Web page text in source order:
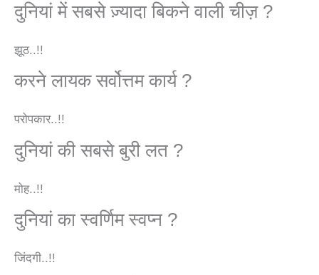
दुनियां में सबसे ज़्यादा बिकने वाली चीज़ ?
झूठ..!!
करने लायक सर्वोत्तम कार्य ?
परोपकार..!!
दुनियां की सबसे बुरी लत ?
मोह..!!
दुनियां का स्वर्णिम स्वप्न ?
जिंदगी..!!